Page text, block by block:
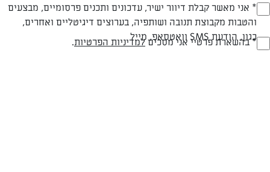
חלבי עד 40 דק
Opt_In
(חובה)
* אני מאשר קבלת דיוור ישיר, עדכונים ותכנים פרסומיים, מבצעים
והטבות מקבוצת תנובה ושותפיה, בערוצים דיגיטליים ואחרים,
כגון, הודעת SMS וואטסאפ, מייל
RegulationsApproved
* בהשארת פרטיי אני מסכיםלמדיניות הפרטיות.